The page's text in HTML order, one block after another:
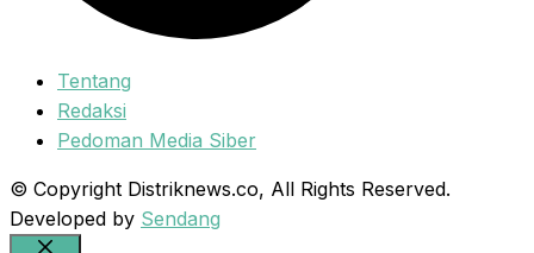
Tentang
Redaksi
Pedoman Media Siber
© Copyright Distriknews.co, All Rights Reserved.
Developed by Sendang